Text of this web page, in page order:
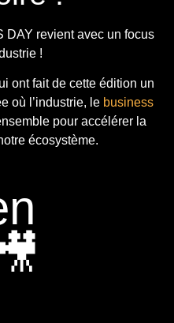
DAY revient avec un focus
!
ont fait de cette édition un
où l’industrie, le business
pour accélérer la
écosystème.